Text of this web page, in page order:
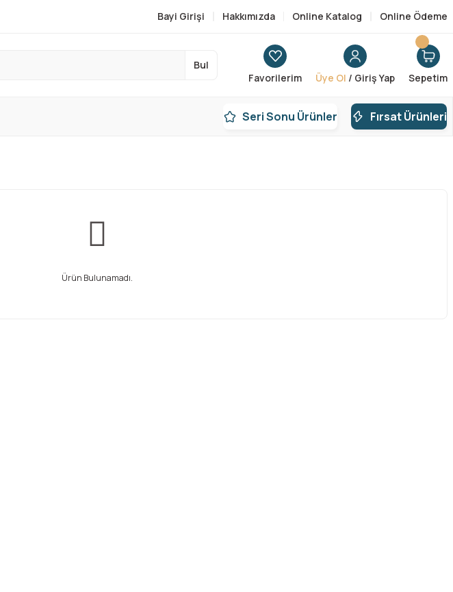
Bayi Girişi Hakkımızda Online Katalog Online Ödeme
Bul
Favorilerim
Üye Ol / Giriş Yap Sepetim
Seri Sonu Ürünler Fırsat Ürünleri
Ürün Bulunamadı.